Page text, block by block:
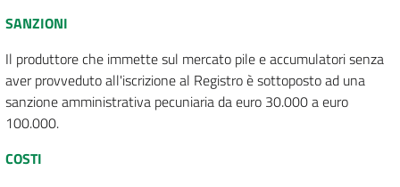
SANZIONI
Il produttore che immette sul mercato pile e accumulatori senza
aver provveduto all'iscrizione al Registro è sottoposto ad una
sanzione amministrativa pecuniaria da euro 30.000 a euro
100.000.
COSTI